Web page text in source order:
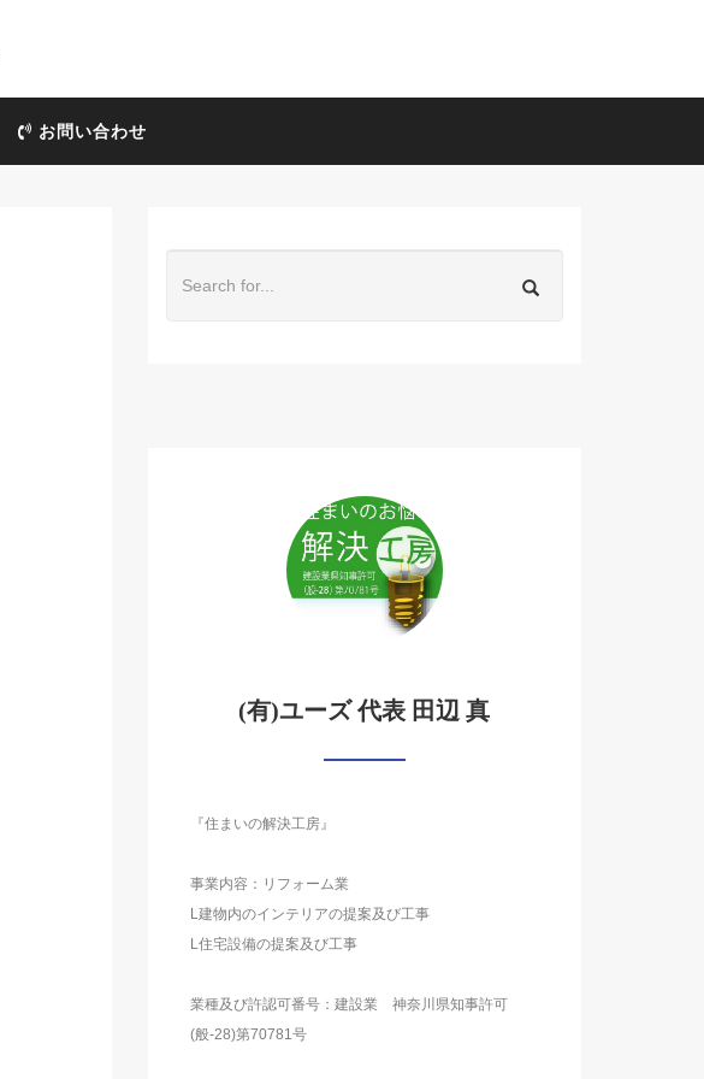
お問い合わせ
(有)ユーズ 代表 田辺 真
『住まいの解決工房』
事業内容：リフォーム業
L建物内のインテリアの提案及び工事
L住宅設備の提案及び工事
業種及び許認可番号：建設業 神奈川県知事許可
(般-28)第70781号